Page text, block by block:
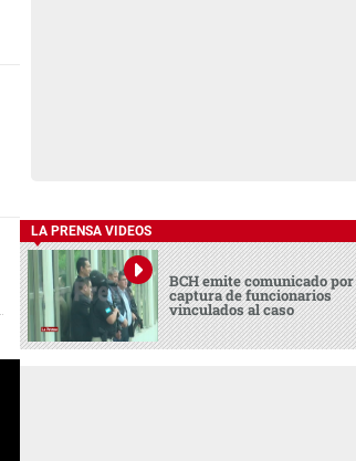
LA PRENSA VIDEOS
BCH emite comunicado por
captura de funcionarios
vinculados al caso